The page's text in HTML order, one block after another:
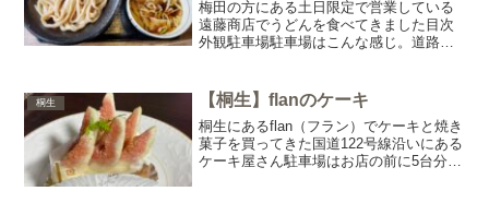
梅田の方にある土日限定で営業している
遠藤商店でうどんを食べてきました目次
外観駐車場駐車場はこんな感じ。道路沿
満点麺少なめは100円引き、大盛は＋100
円から選べま...
桐生 【桐生】flanのケーキ
桐生にあるflan（フラン）でケーキと焼き
菓子を買ってきた国道122号線沿いにある
ケーキ屋さん駐車場はお店の前に5台分く